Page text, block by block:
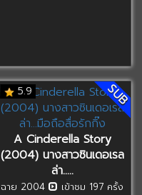
5.9 SUB
A Cinderella Story
(2004) นางสาวซินเดอเรล
ล่า…..
ฉาย 2004 เข้าชม 197 ครั้ง